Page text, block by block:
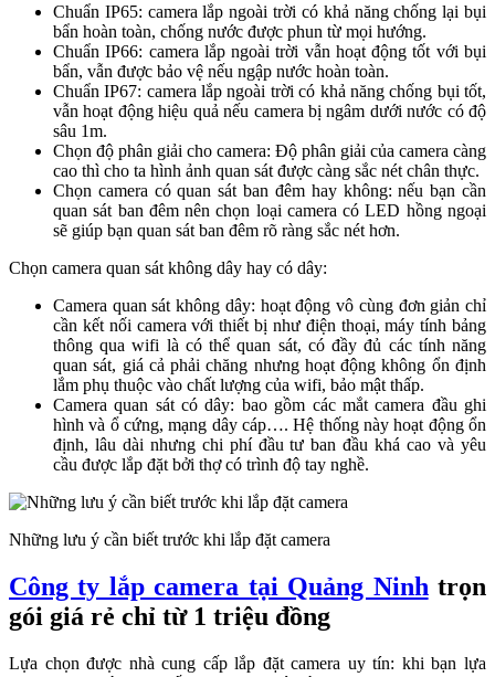
Chuẩn IP65: camera lắp ngoài trời có khả năng chống lại bụi
bẩn hoàn toàn, chống nước được phun từ mọi hướng.
Chuẩn IP66: camera lắp ngoài trời vẫn hoạt động tốt với bụi
bẩn, vẫn được bảo vệ nếu ngập nước hoàn toàn.
Chuẩn IP67: camera lắp ngoài trời có khả năng chống bụi tốt,
vẫn hoạt động hiệu quả nếu camera bị ngâm dưới nước có độ
sâu 1m.
Chọn độ phân giải cho camera: Độ phân giải của camera càng
cao thì cho ta hình ảnh quan sát được càng sắc nét chân thực.
Chọn camera có quan sát ban đêm hay không: nếu bạn cần
quan sát ban đêm nên chọn loại camera có LED hồng ngoại
sẽ giúp bạn quan sát ban đêm rõ ràng sắc nét hơn.
Chọn camera quan sát không dây hay có dây:
Camera quan sát không dây: hoạt động vô cùng đơn giản chỉ
cần kết nối camera với thiết bị như điện thoại, máy tính bảng
thông qua wifi là có thể quan sát, có đầy đủ các tính năng
quan sát, giá cả phải chăng nhưng hoạt động không ổn định
lắm phụ thuộc vào chất lượng của wifi, bảo mật thấp.
Camera quan sát có dây: bao gồm các mắt camera đầu ghi
hình và ổ cứng, mạng dây cáp…. Hệ thống này hoạt động ổn
định, lâu dài nhưng chi phí đầu tư ban đầu khá cao và yêu
cầu được lắp đặt bởi thợ có trình độ tay nghề.
Những lưu ý cần biết trước khi lắp đặt camera
Công ty lắp camera tại Quảng Ninh trọn
gói giá rẻ chỉ từ 1 triệu đồng
Lựa chọn được nhà cung cấp lắp đặt camera uy tín: khi bạn lựa